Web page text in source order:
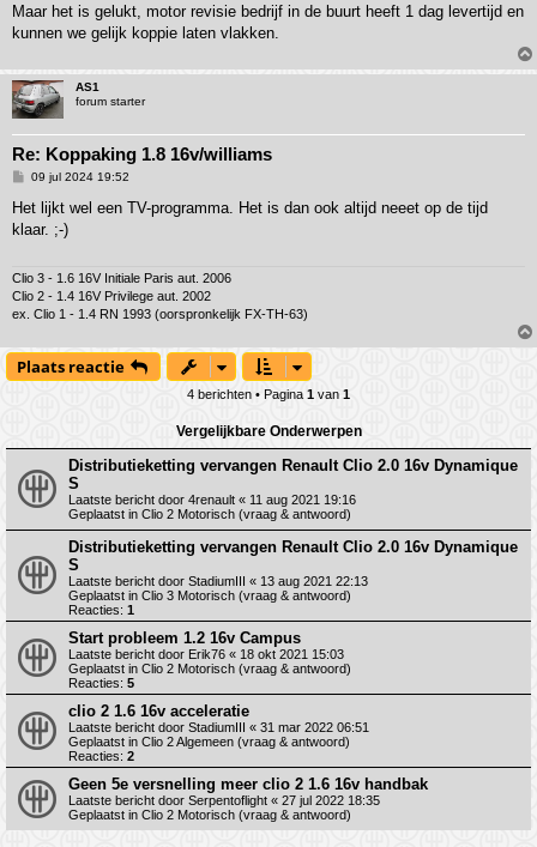
Maar het is gelukt, motor revisie bedrijf in de buurt heeft 1 dag levertijd en
kunnen we gelijk koppie laten vlakken.
AS1
forum starter
Re: Koppaking 1.8 16v/williams
B
r
c
09 jul 2024 19:52
Het lijkt wel een TV-programma. Het is dan ook altijd neeet op de tijd
klaar. ;-)
Clio 3 - 1.6 16V Initiale Paris aut. 2006
Clio 2 - 1.4 16V Privilege aut. 2002
ex. Clio 1 - 1.4 RN 1993 (oorspronkelijk FX-TH-63)
Plaats reactie
4 berichten • Pagina 1 van 1
Vergelijkbare Onderwerpen
Distributieketting vervangen Renault Clio 2.0 16v Dynamique
S
Laatste bericht door 4renault « 11 aug 2021 19:16
Geplaatst in Clio 2 Motorisch (vraag & antwoord)
Distributieketting vervangen Renault Clio 2.0 16v Dynamique
S
Laatste bericht door StadiumIII « 13 aug 2021 22:13
Geplaatst in Clio 3 Motorisch (vraag & antwoord)
Reacties: 1
Start probleem 1.2 16v Campus
Laatste bericht door Erik76 « 18 okt 2021 15:03
Geplaatst in Clio 2 Motorisch (vraag & antwoord)
Reacties: 5
clio 2 1.6 16v acceleratie
Laatste bericht door StadiumIII « 31 mar 2022 06:51
Geplaatst in Clio 2 Algemeen (vraag & antwoord)
Reacties: 2
Geen 5e versnelling meer clio 2 1.6 16v handbak
Laatste bericht door Serpentoflight « 27 jul 2022 18:35
Geplaatst in Clio 2 Motorisch (vraag & antwoord)